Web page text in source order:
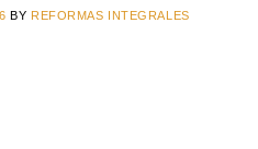
BY REFORMAS INTEGRALES